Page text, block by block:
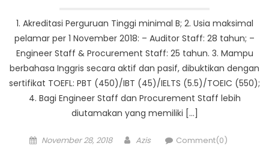
1. Akreditasi Perguruan Tinggi minimal B; 2. Usia maksimal
pelamar per 1 November 2018: – Auditor Staff: 28 tahun; –
Engineer Staff & Procurement Staff: 25 tahun. 3. Mampu
berbahasa Inggris secara aktif dan pasif, dibuktikan dengan
sertifikat TOEFL: PBT (450)/IBT (45)/IELTS (5.5)/TOEIC (550);
4. Bagi Engineer Staff dan Procurement Staff lebih
diutamakan yang memiliki […]
Posted
November 28, 2018 Author
Azis Comment(0)